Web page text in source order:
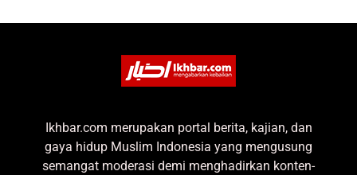
Ikhbar.com merupakan portal berita, kajian, dan
gaya hidup Muslim Indonesia yang mengusung
semangat moderasi demi menghadirkan konten-